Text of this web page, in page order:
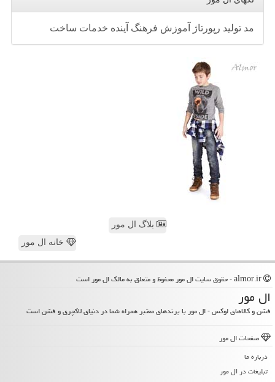
مد تولید رپورتاژ آموزش فرهنگ آینده خدمات ساخت
بلاگ ال مور
خانه ال مور
ال مور
فشن و کالاهای لوکس - ال مور با برندهای معتبر همراه شما در دنیای لاکچری و فشن است
صفحات ال مور
درباره ما
تبلیغات در ال مور